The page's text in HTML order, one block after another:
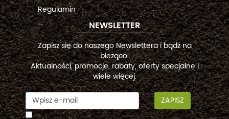
Regulamin
NEWSLETTER
Zapisz się do naszego Newslettera i bądź na
bieżąco.
Aktualności, promocje, rabaty, oferty specjalne i
wiele więcej.
ZAPISZ